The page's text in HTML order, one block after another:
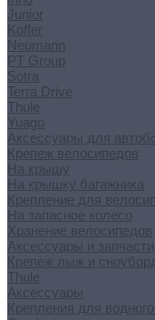
Junior
Koffer
Neumann
PT Group
Sotra
Terra Drive
Thule
Yuago
Аксессуары для
Крепеж велосипедов
На крышу
На крышку багажника
Крепление для
На запасное колесо
Хранение велосипедов
Аксессуары и
Крепеж лыж и
Thule
Аксессуары
Крепления для